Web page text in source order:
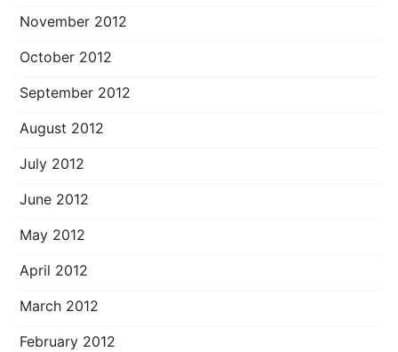
November 2012
October 2012
September 2012
August 2012
July 2012
June 2012
May 2012
April 2012
March 2012
February 2012